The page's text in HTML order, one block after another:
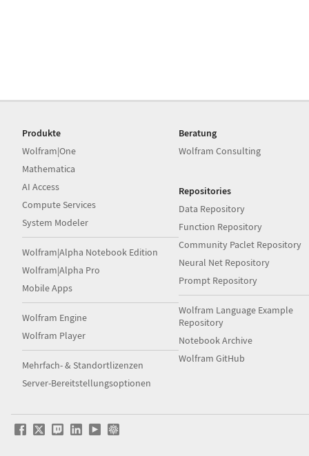
Produkte
Wolfram|One
Mathematica
AI Access
Compute Services
System Modeler
Wolfram|Alpha Notebook Edition
Wolfram|Alpha Pro
Mobile Apps
Wolfram Engine
Wolfram Player
Mehrfach- & Standortlizenzen
Server-Bereitstellungsoptionen
Beratung
Wolfram Consulting
Repositories
Data Repository
Function Repository
Community Paclet Repository
Neural Net Repository
Prompt Repository
Wolfram Language Example
Repository
Notebook Archive
Wolfram GitHub